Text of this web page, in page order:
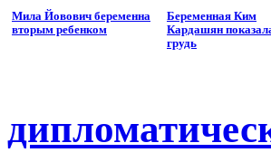
Мила Йовович беременна
вторым ребенком
Беременная Ким
Кардашян
грудь